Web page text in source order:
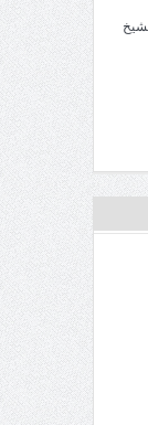
الشيخ